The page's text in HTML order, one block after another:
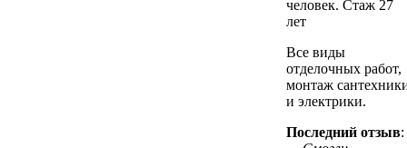
человек. Стаж 27
лет
Все виды
отделочных работ,
монтаж
и электрики.
Последний отзыв: